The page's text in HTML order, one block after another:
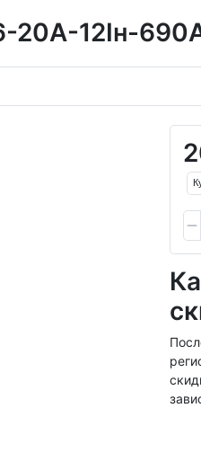
20А-12Iн-